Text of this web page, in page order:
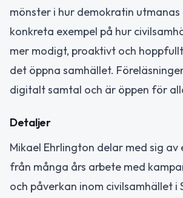
mönster i hur demokratin utmanas
konkreta exempel på hur
mer modigt, proaktivt och
det öppna samhället.
digitalt samtal och är öppen för
Detaljer
Mikael Ehrlington delar med sig
från många års arbete med
och påverkan inom civilsamhället i